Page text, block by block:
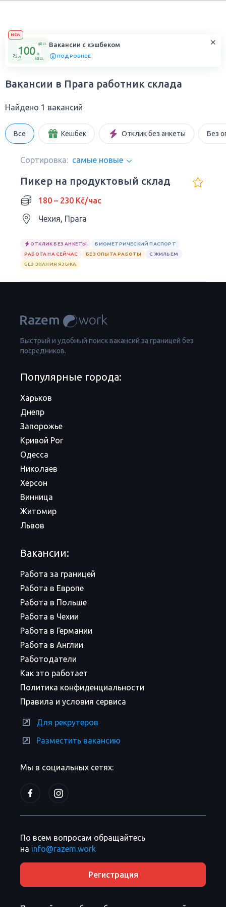
NEW
Вакансии с кэшбеком
ПОДРОБНЕЕ
Вакансии в Прага работник склада
Найдено 1 вакансий
Все Кешбек Отклик без анкеты Без
Сортировка: самые новые
Пикер на продуктовый склад
180 – 230 Kč/час
Чехия, Прага
ОТКЛИК БЕЗ АНКЕТЫ
БИОМЕТРИЧЕСКИЙ ПАСПОРТ
РАБОТА НА СЕЙЧАС
БЕЗ ОПЫТА РАБОТЫ
С ЖИЛЬЕМ
БЕЗ ЗНАНИЯ ЯЗЫКА
Быстрый и удобный поиск вакансий за границей без
посредников.
Мы в социальных сетях:
Популярные города:
Харьков
Днепр
Запорожье
Кривой Рог
Одесса
Николаев
Херсон
Винница
Житомир
Львов
Вакансии:
Работа за границей
Работа в Европе
Работа в Польше
Работа в Чехии
Работа в Германии
Работа в Англии
Работодатели
Как это работает
Политика конфиденциальности
Правила и условия сервиса
Для рекрутеров
Разместить вакансию
По всем вопросам обращайтесь
на info@razem.work
Регистрация